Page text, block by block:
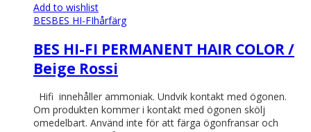
Add to wishlist
BESBES HI-FIhårfärg
BES HI-FI PERMANENT HAIR COLOR /
Beige Rossi
Hifi innehåller ammoniak. Undvik kontakt med ögonen.
Om produkten kommer i kontakt med ögonen skölj
omedelbart. Använd inte för att färga ögonfransar och